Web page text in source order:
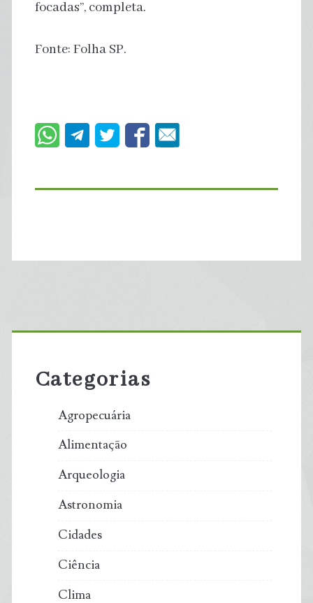
focadas”, completa.
Fonte: Folha SP.
Primary
Sidebar
Categorias
Agropecuária
Alimentação
Arqueologia
Astronomia
Cidades
Ciência
Clima